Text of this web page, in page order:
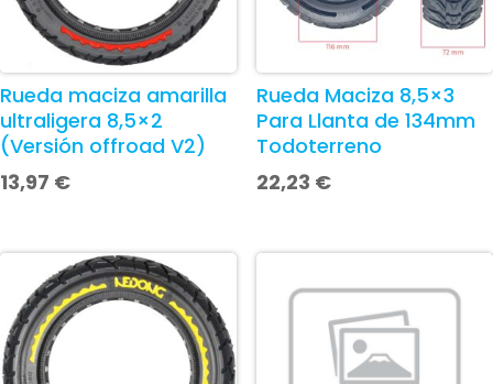
Rueda maciza amarilla
ultraligera 8,5×2
(Versión offroad V2)
13,97 €
Rueda Maciza 8,5×3
Para Llanta de 134mm
Todoterreno
22,23 €